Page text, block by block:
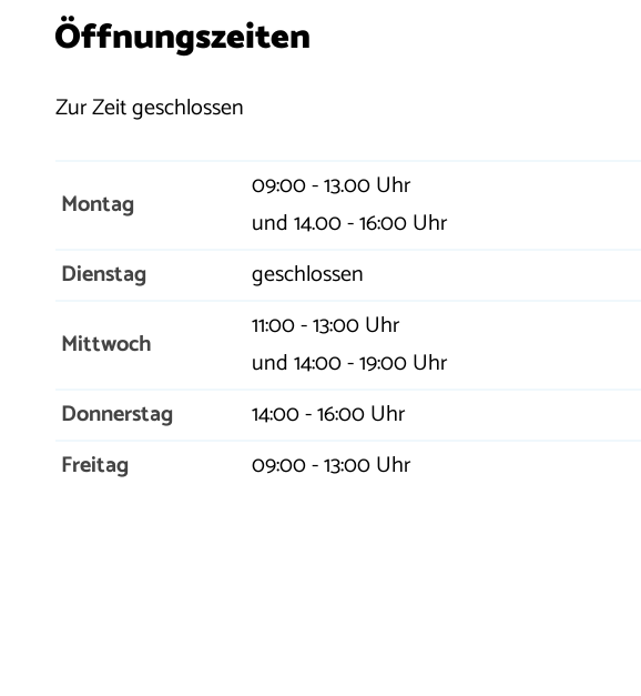
Öffnungszeiten
Zur Zeit geschlossen
Montag
09:00 - 13.00 Uhr
und 14.00 - 16:00 Uhr
Dienstag
geschlossen
Mittwoch
11:00 - 13:00 Uhr
und 14:00 - 19:00 Uhr
Donnerstag
14:00 - 16:00 Uhr
Freitag
09:00 - 13:00 Uhr